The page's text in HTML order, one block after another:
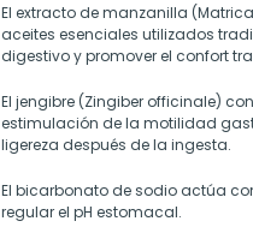
El extracto de manzanilla
aceites esenciales utilizados
digestivo y promover el confort
El jengibre (Zingiber officinale)
estimulación de la motilidad
ligereza después de la ingesta.
El bicarbonato de sodio actúa
regular el pH estomacal.